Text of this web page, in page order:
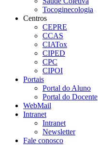
Tocoginecologia
Centros
CEPRE
CCAS
CIATox
CIPED
CPC
CIPOI
Portais
Portal do Aluno
Portal do Docente
WebMail
Intranet
Intranet
Newsletter
Fale conosco